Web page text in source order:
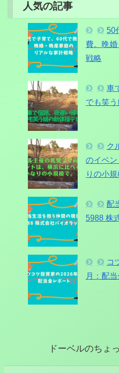
人気の記事
50
費。晩
戦略
車
でも笑
ク
のイベ
りの小規
配
5988 株
コ
月：配
ドーベルのちょ